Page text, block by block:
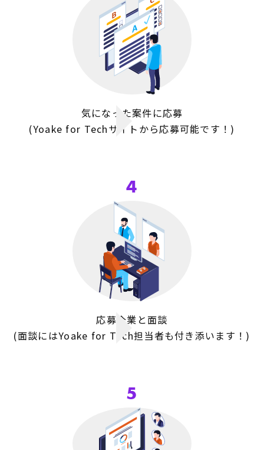
気になった案件に応募
(Yoake for Techサイトから応募可能です！)
4
応募企業と面談
(面談にはYoake for Tech担当者も付き添います！)
5